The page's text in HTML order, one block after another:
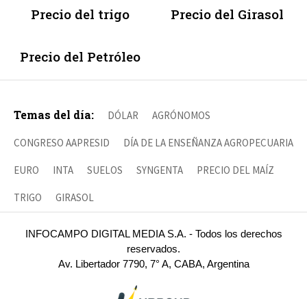
Precio del trigo Precio del Girasol
Precio del Petróleo
Temas del día: DÓLAR AGRÓNOMOS
CONGRESO AAPRESID DÍA DE LA ENSEÑANZA AGROPECUARIA
EURO INTA SUELOS SYNGENTA PRECIO DEL MAÍZ
TRIGO GIRASOL
INFOCAMPO DIGITAL MEDIA S.A. - Todos los derechos
reservados.
Av. Libertador 7790, 7° A, CABA, Argentina